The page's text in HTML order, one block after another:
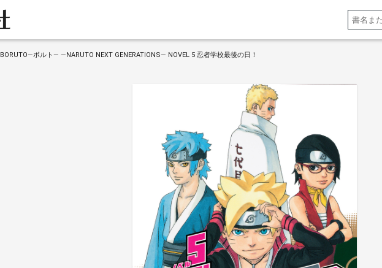
BORUTO―ボルト― ―NARUTO NEXT GENERATIONS― NOVEL 5 忍者学校最後の日！